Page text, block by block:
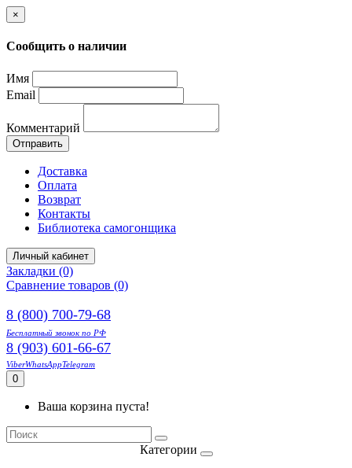
×
Сообщить о наличии
Имя
Email
Комментарий
Отправить
Доставка
Оплата
Возврат
Контакты
Библиотека самогонщика
Личный кабинет
Закладки (0)
Сравнение товаров (0)
8 (800) 700-79-68
Бесплатный звонок по РФ
8 (903) 601-66-67
ViberWhatsAppTelegram
0
Ваша корзина пуста!
Категории